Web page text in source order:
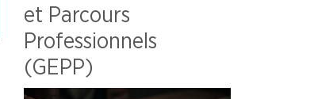
et Parcours
Professionnels
(GEPP)